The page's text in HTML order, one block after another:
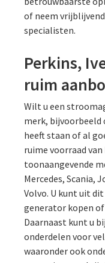
of neem
specialisten.
Perkins,
ruim
Wilt u een
merk, bijvoorbeeld
heeft staan of al
ruime voorraad
toonaangevende
Mercedes, Scania,
Volvo. U kunt uit
generator kopen
Daarnaast kunt u
onderdelen voor
waaronder ook